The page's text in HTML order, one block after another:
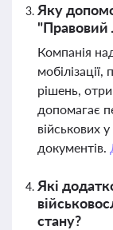
Яку
"Правовий
Компанія
рішень,
допомагає
військових
документів.
Які
стану?